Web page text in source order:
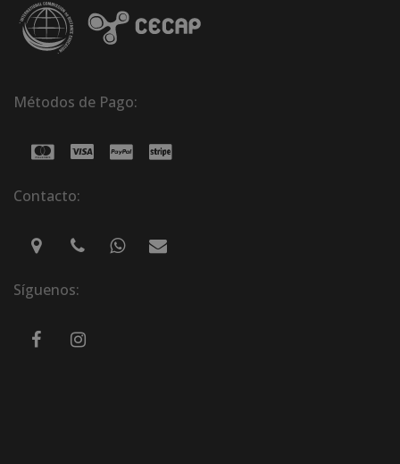
Métodos de Pago:
Contacto:
Síguenos: